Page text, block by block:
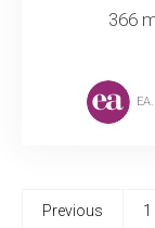
366
Previous 1